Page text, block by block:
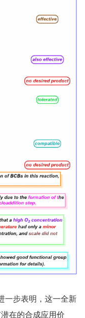
一步表明，这一全新
在的合成应用价